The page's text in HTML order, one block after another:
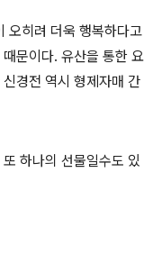
오히려 더욱 행복하다고
문이다. 유산을 통한 요
경전 역시 형제자매 간
하나의 선물일수도 있